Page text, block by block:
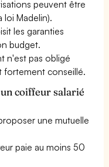
peuvent être
loi Madelin).
les garanties
budget.
n'est pas obligé
fortement conseillé.
coiffeur salarié
une mutuelle
paie au moins 50